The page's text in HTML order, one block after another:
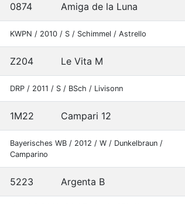
0874 Amiga de la Luna
KWPN / 2010 / S / Schimmel / Astrello
Z204 Le Vita M
DRP / 2011 / S / BSch / Livisonn
1M22 Campari 12
Bayerisches WB / 2012 / W / Dunkelbraun /
Camparino
5223 Argenta B